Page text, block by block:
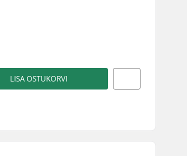
LISA OSTUKORVI